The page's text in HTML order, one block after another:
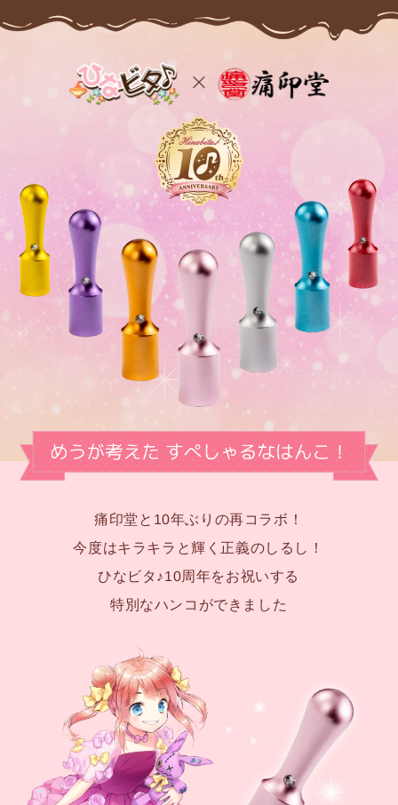
痛印堂と10年ぶりの再コラボ！
今度はキラキラと輝く正義のしるし！
ひなビタ♪10周年をお祝いする
特別なハンコができました